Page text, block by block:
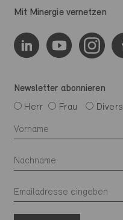
Mit Minergie vernetzen
Newsletter abonnieren
Herr
Frau Divers